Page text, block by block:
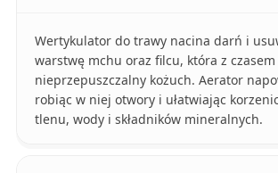
Wertykulator do trawy nacina darń i
warstwę mchu oraz filcu, która z
nieprzepuszczalny kożuch. Aerator
robiąc w niej otwory i ułatwiając
tlenu, wody i składników mineralnych.